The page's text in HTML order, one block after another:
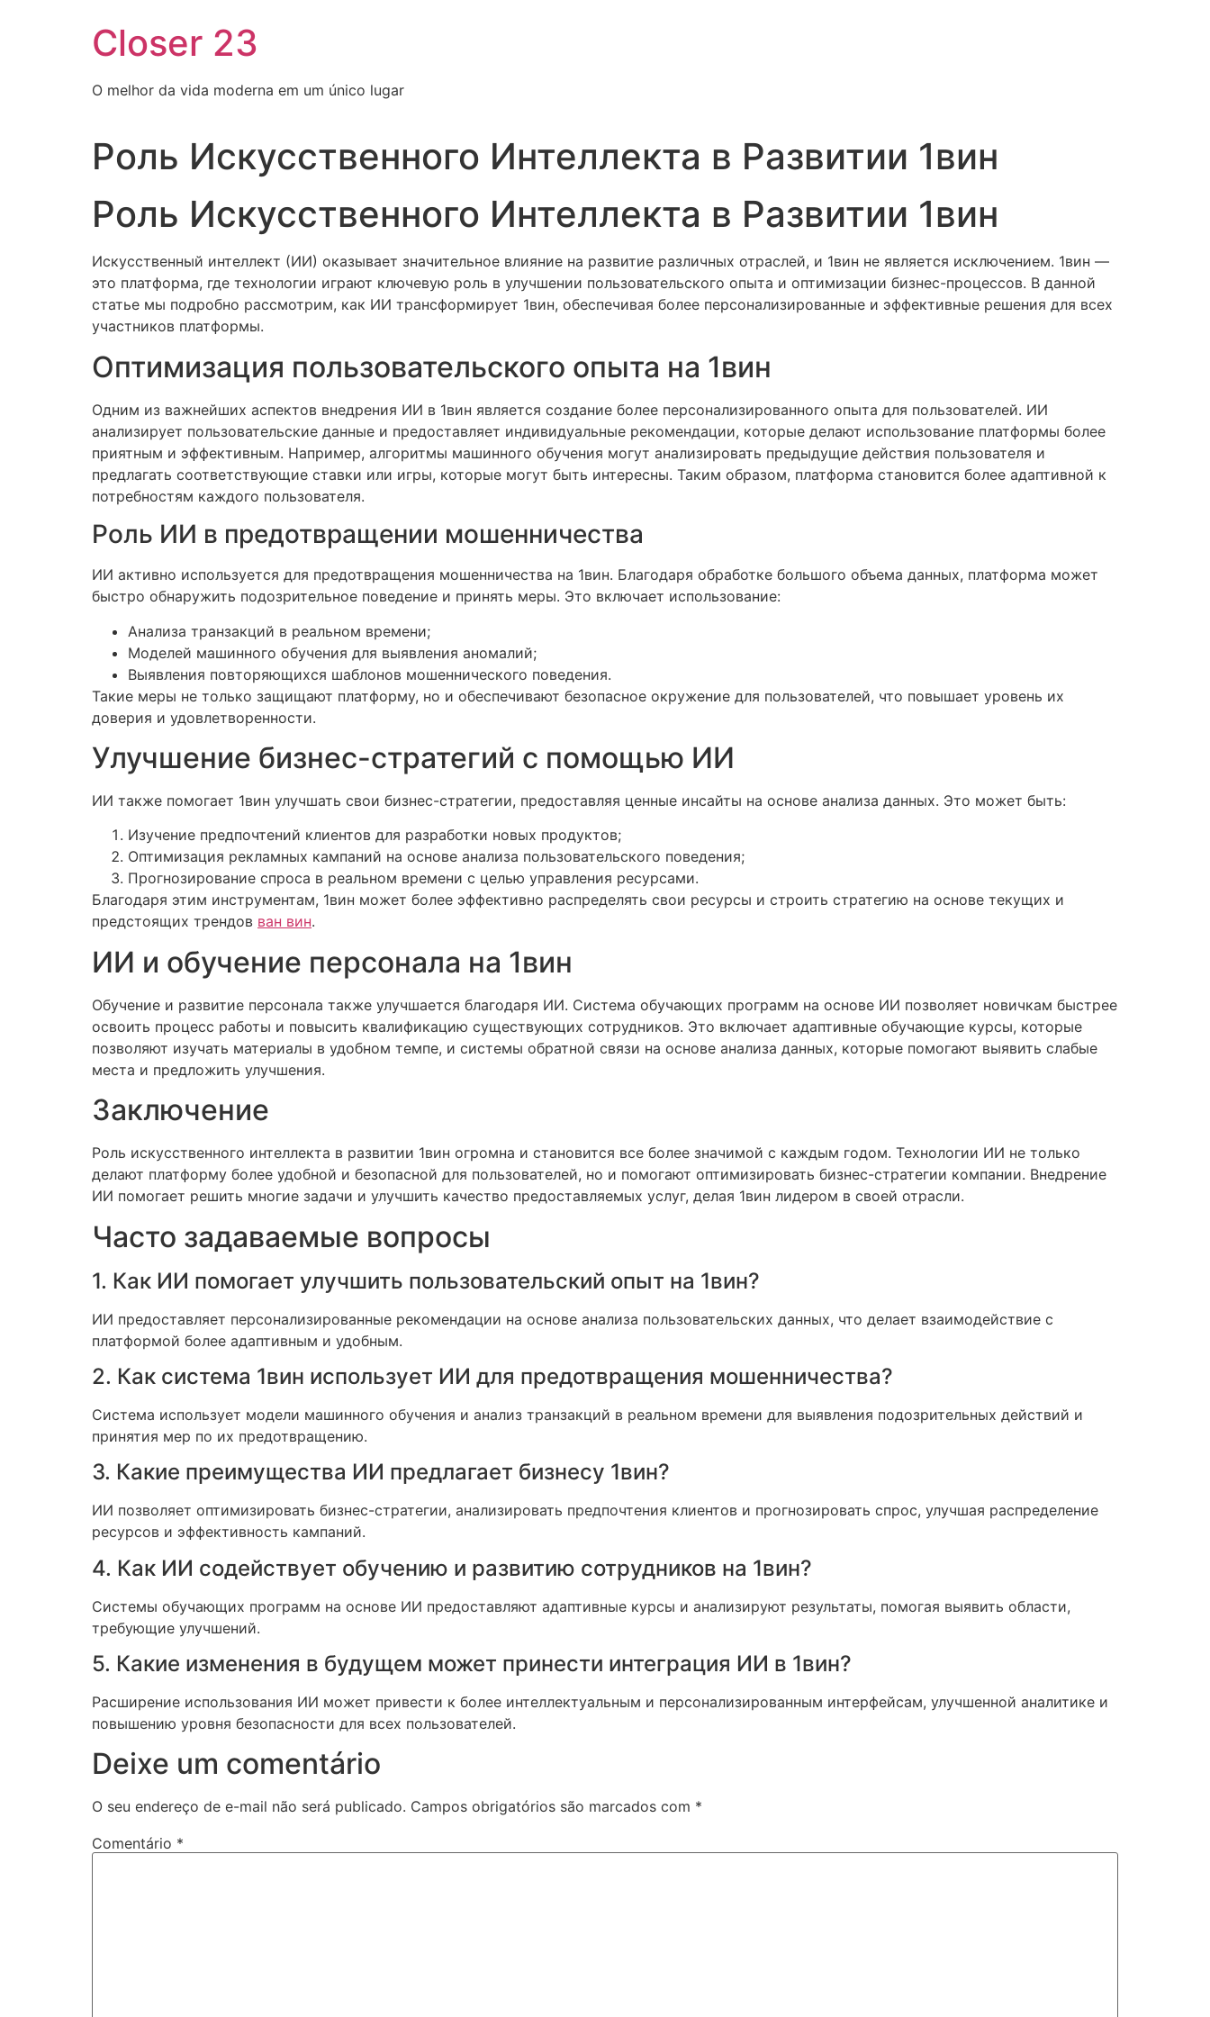
Closer 23
O melhor da vida moderna em um único lugar
Роль Искусственного Интеллекта в Развитии 1вин
Роль Искусственного Интеллекта в Развитии 1вин
Искусственный интеллект (ИИ) оказывает значительное влияние на развитие различных отраслей, и 1вин не является исключением. 1вин —
это платформа, где технологии играют ключевую роль в улучшении пользовательского опыта и оптимизации бизнес-процессов. В данной
статье мы подробно рассмотрим, как ИИ трансформирует 1вин, обеспечивая более персонализированные и эффективные решения для всех
участников платформы.
Оптимизация пользовательского опыта на 1вин
Одним из важнейших аспектов внедрения ИИ в 1вин является создание более персонализированного опыта для пользователей. ИИ
анализирует пользовательские данные и предоставляет индивидуальные рекомендации, которые делают использование платформы более
приятным и эффективным. Например, алгоритмы машинного обучения могут анализировать предыдущие действия пользователя и
предлагать соответствующие ставки или игры, которые могут быть интересны. Таким образом, платформа становится более адаптивной к
потребностям каждого пользователя.
Роль ИИ в предотвращении мошенничества
ИИ активно используется для предотвращения мошенничества на 1вин. Благодаря обработке большого объема данных, платформа может
быстро обнаружить подозрительное поведение и принять меры. Это включает использование:
Анализа транзакций в реальном времени;
Моделей машинного обучения для выявления аномалий;
Выявления повторяющихся шаблонов мошеннического поведения.
Такие меры не только защищают платформу, но и обеспечивают безопасное окружение для пользователей, что повышает уровень их
доверия и удовлетворенности.
Улучшение бизнес-стратегий с помощью ИИ
ИИ также помогает 1вин улучшать свои бизнес-стратегии, предоставляя ценные инсайты на основе анализа данных. Это может быть:
Изучение предпочтений клиентов для разработки новых продуктов;
Оптимизация рекламных кампаний на основе анализа пользовательского поведения;
Прогнозирование спроса в реальном времени с целью управления ресурсами.
Благодаря этим инструментам, 1вин может более эффективно распределять свои ресурсы и строить стратегию на основе текущих и
предстоящих трендов ван вин.
ИИ и обучение персонала на 1вин
Обучение и развитие персонала также улучшается благодаря ИИ. Система обучающих программ на основе ИИ позволяет новичкам быстрее
освоить процесс работы и повысить квалификацию существующих сотрудников. Это включает адаптивные обучающие курсы, которые
позволяют изучать материалы в удобном темпе, и системы обратной связи на основе анализа данных, которые помогают выявить слабые
места и предложить улучшения.
Заключение
Роль искусственного интеллекта в развитии 1вин огромна и становится все более значимой с каждым годом. Технологии ИИ не только
делают платформу более удобной и безопасной для пользователей, но и помогают оптимизировать бизнес-стратегии компании. Внедрение
ИИ помогает решить многие задачи и улучшить качество предоставляемых услуг, делая 1вин лидером в своей отрасли.
Часто задаваемые вопросы
1. Как ИИ помогает улучшить пользовательский опыт на 1вин?
ИИ предоставляет персонализированные рекомендации на основе анализа пользовательских данных, что делает взаимодействие с
платформой более адаптивным и удобным.
2. Как система 1вин использует ИИ для предотвращения мошенничества?
Система использует модели машинного обучения и анализ транзакций в реальном времени для выявления подозрительных действий и
принятия мер по их предотвращению.
3. Какие преимущества ИИ предлагает бизнесу 1вин?
ИИ позволяет оптимизировать бизнес-стратегии, анализировать предпочтения клиентов и прогнозировать спрос, улучшая распределение
ресурсов и эффективность кампаний.
4. Как ИИ содействует обучению и развитию сотрудников на 1вин?
Системы обучающих программ на основе ИИ предоставляют адаптивные курсы и анализируют результаты, помогая выявить области,
требующие улучшений.
5. Какие изменения в будущем может принести интеграция ИИ в 1вин?
Расширение использования ИИ может привести к более интеллектуальным и персонализированным интерфейсам, улучшенной аналитике и
повышению уровня безопасности для всех пользователей.
Deixe um comentário
O seu endereço de e-mail não será publicado. Campos obrigatórios são marcados com *
Comentário *